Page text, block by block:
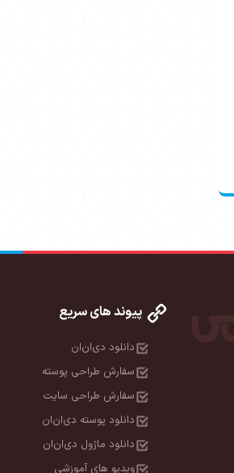
پیوند های سریع
دانلود دی‌ان‌ان
سفارش طراحی پوسته
سفارش طراحی سایت
دانلود پوسته دی‌ان‌ان
دانلود ماژول دی‌ان‌ان
ویدیو های آموزشی